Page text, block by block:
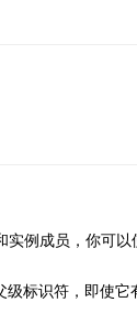
例成员，你可以
标识符，即使它